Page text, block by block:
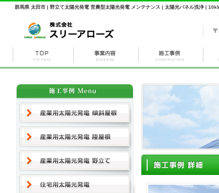
群馬県 太田市 | 野立て太陽光発電 営農型太陽光発電 メンテナンス | 太陽光パネル洗浄 |